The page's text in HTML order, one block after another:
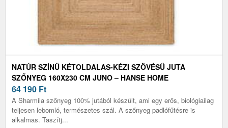
NATÚR SZÍNŰ KÉTOLDALAS-KÉZI SZÖVÉSŰ JUTA
SZŐNYEG 160X230 CM JUNO – HANSE HOME
64 190 Ft
A Sharmila szőnyeg 100% jutából készült, ami egy erős, biológiailag
teljesen lebomló, természetes szál. A szőnyeg padlófűtésre is
alkalmas. Taszítj...